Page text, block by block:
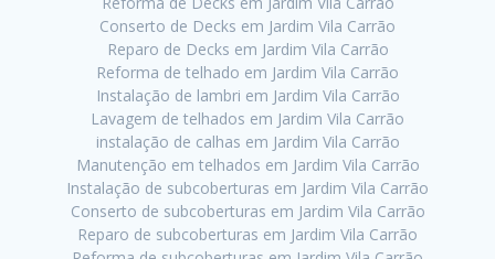
Conserto de Decks em Jardim Vila Carrão
Reparo de Decks em Jardim Vila Carrão
Reforma de telhado em Jardim Vila Carrão
Instalação de lambri em Jardim Vila Carrão
Lavagem de telhados em Jardim Vila Carrão
instalação de calhas em Jardim Vila Carrão
Manutenção em telhados em Jardim Vila Carrão
Instalação de subcoberturas em Jardim Vila Carrão
Conserto de subcoberturas em Jardim Vila Carrão
Reparo de subcoberturas em Jardim Vila Carrão